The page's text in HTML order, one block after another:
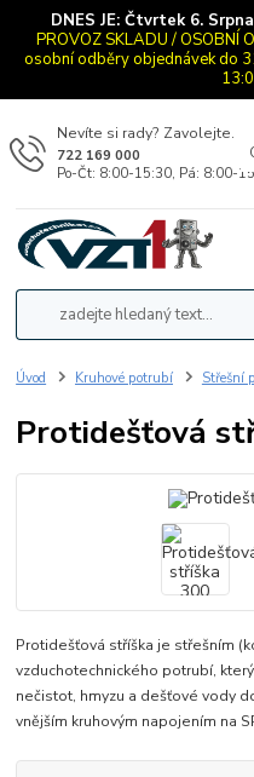
DNES JE: Čtvrtek 6.
PROVOZ SKLADU / OSOBNÍ
osobní odběry objednávek do
Nevíte si rady? Zavolejte.
722 169 000
Po-Čt: 8:00-15:30, Pá: 8:00-
Úvod Kruhové potrubí Střešní
Protidešťová
Protidešťová stříška je střešním
vzduchotechnického potrubí,
nečistot, hmyzu a dešťové vody
vnějším kruhovým napojením na